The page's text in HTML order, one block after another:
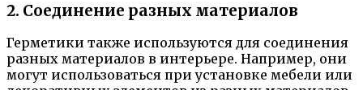
2. Соединение разных материалов
Герметики также используются для соединения
разных материалов в интерьере. Например, они
могут использоваться при установке мебели или